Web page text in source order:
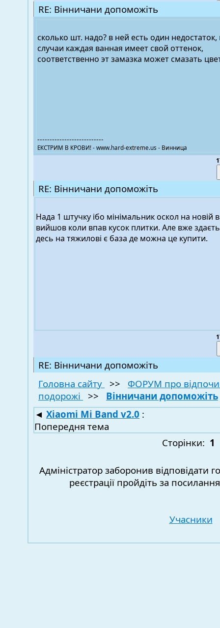
RE: Вінничани допоможіть
сколько шт. надо? в ней есть один
случаи каждая ванная имеет свой оттенок,
соответственно эт замазка может смазать
---------------------------
ЕКСТРИМ В КРОВИ! - www.hard-extreme.us - Винница
RE: Вінничани допоможіть
Нада 1 штучку ібо мінімальник оскол на новій
вийшов коли впав кусок плитки. Але вже
десь на тяжилові є база де можна це купити.
RE: Вінничани допоможіть
Головна сайту
>> ФОРУМ про
подорожі
>> Вінничани допоможіть
◄ Xiaomi Mi Band v2.0 :
Попередня тема
Сторінки: 1
Адміністратор заборонив відповідати
реєстрації пройдіть за
Учасники